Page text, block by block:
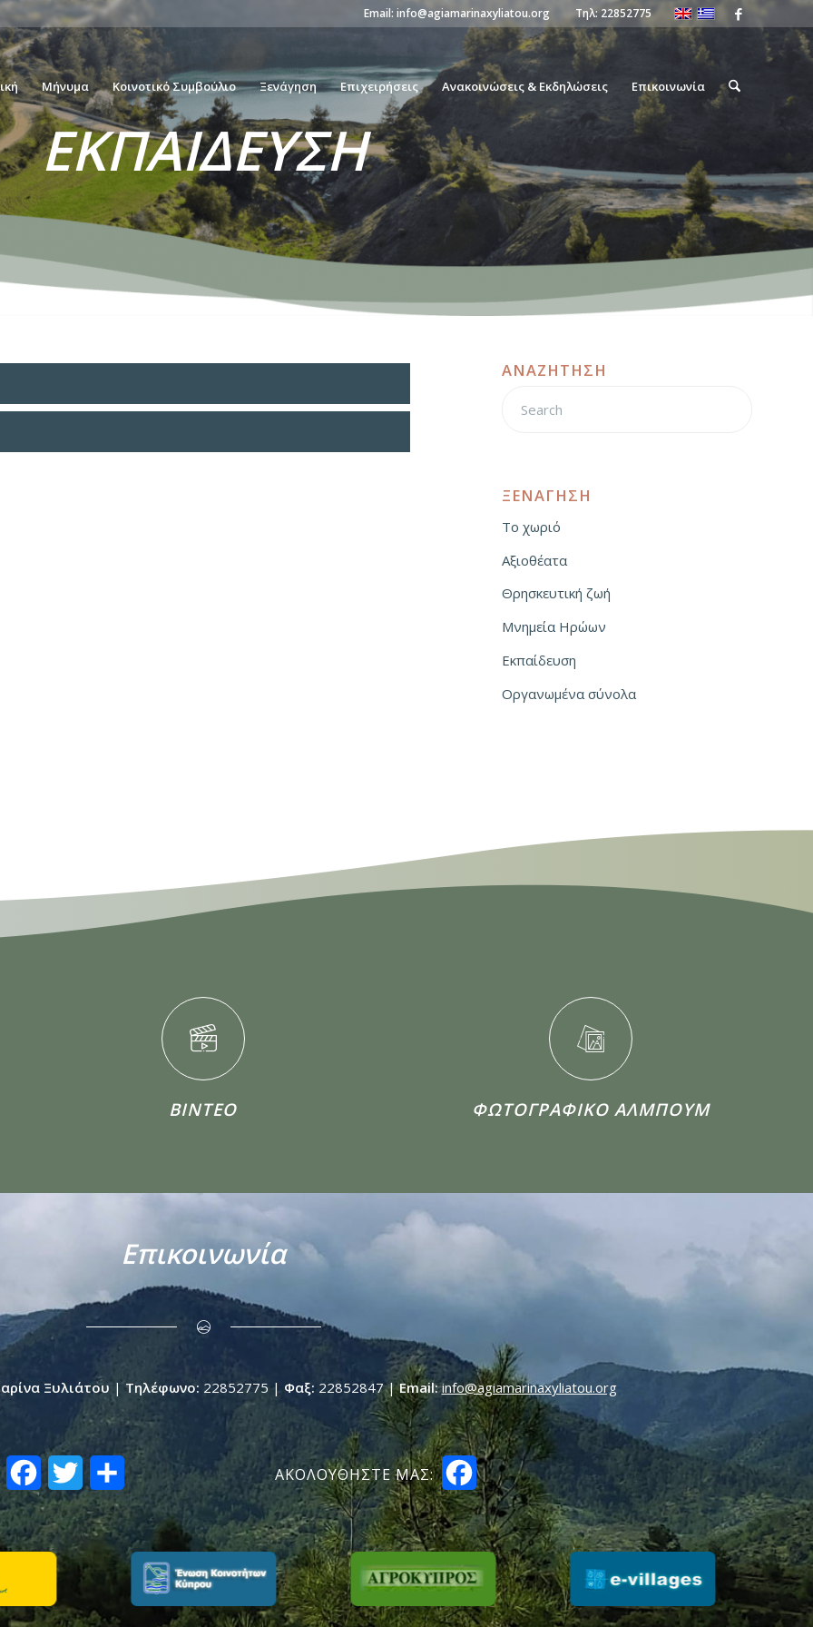
Email: info@agiamarinaxyliatou.org Τηλ:22852775
Μήνυμα Κοινοτικό Συμβούλιο Ξενάγηση Επιχειρήσεις Ανακοινώσεις & Εκδηλώσεις Επικοινωνία
ΕΚΠΑΙΔΕΥΣΗ
ΑΝΑΖΗΤΗΣΗ
ΞΕΝΑΓΗΣΗ
Το χωριό
Αξιοθέατα
Θρησκευτική ζωή
Μνημεία Ηρώων
Εκπαίδευση
Οργανωμένα σύνολα
ΒΙΝΤΕΟ ΦΩΤΟΓΡΑΦΙΚΟ ΑΛΜΠΟΥΜ
Επικοινωνία
Ξυλιάτου |Τηλέφωνο: 22852775 | Φαξ: 22852847 |Email: info@agiamarinaxyliatou.org
FacebookTwitterΜοιραστείτε ΑΚΟΛΟΥΘΗΣΤΕ ΜΑΣ: Facebook